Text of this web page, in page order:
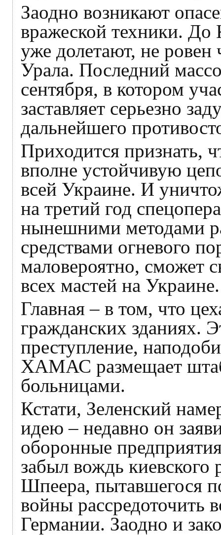
Заодно возникают
вражеской техники. До
уже долетают, не ровен
Урала. Последний
сентября, в котором
заставляет серьезно
дальнейшего
Приходится признать,
вполне устойчивую
всей Украине. И
на третий год
нынешними методами
средствами огневого
маловероятно, сможет
всех мастей на
Главная – в том, что
гражданских зданиях.
преступление,
ХАМАС размещает
больницами.
Кстати, Зеленский
идею – недавно он
оборонные
забыл вождь
Шпеера, пытавшегося
войны рассредоточить
Германии. Заодно и